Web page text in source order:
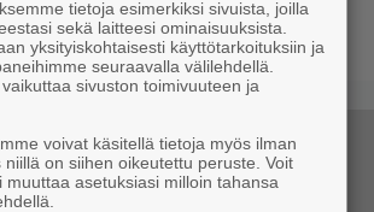
tietoja esimerkiksi sivuista, joilla
sekä laitteesi ominaisuuksista.
yksityiskohtaisesti käyttötarkoituksiin ja
seuraavalla välilehdellä.
sivuston toimivuuteen ja
voivat käsitellä tietoja myös ilman
on siihen oikeutettu peruste. Voit
muuttaa asetuksiasi milloin tahansa